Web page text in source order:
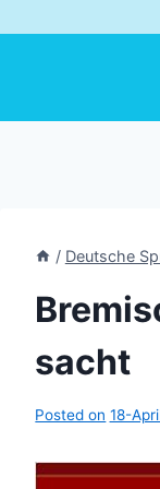
/ Deutsche
sacht
Posted on 18-